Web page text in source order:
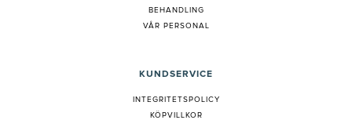
BEHANDLING
VÅR PERSONAL
KUNDSERVICE
INTEGRITETSPOLICY
KÖPVILLKOR